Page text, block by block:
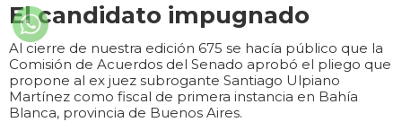
El candidato impugnado
Al cierre de nuestra edición 675 se hacía público que la
Comisión de Acuerdos del Senado aprobó el pliego que
propone al ex juez subrogante Santiago Ulpiano
Martínez como fiscal de primera instancia en Bahía
Blanca, provincia de Buenos Aires.